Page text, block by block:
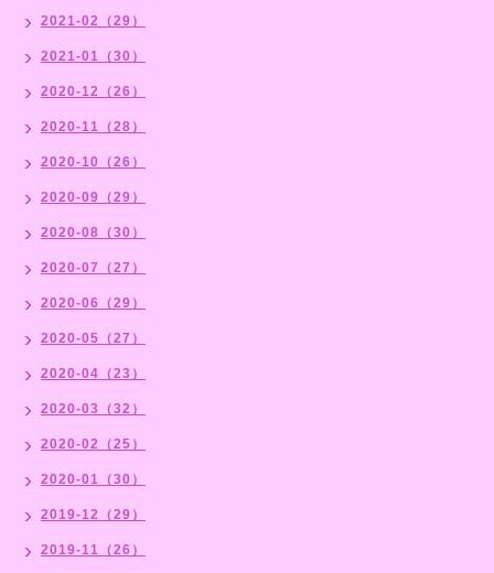
2021-02（29）
2021-01（30）
2020-12（26）
2020-11（28）
2020-10（26）
2020-09（29）
2020-08（30）
2020-07（27）
2020-06（29）
2020-05（27）
2020-04（23）
2020-03（32）
2020-02（25）
2020-01（30）
2019-12（29）
2019-11（26）